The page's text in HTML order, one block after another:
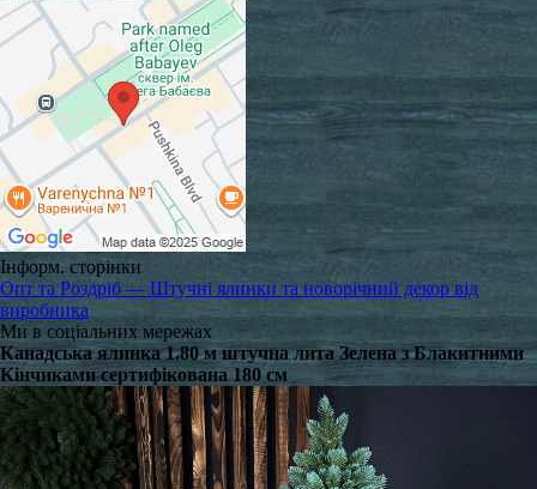
Інформ. сторінки
Опт та Роздріб — Штучні ялинки та новорічний декор від
виробника
Ми в соціальних мережах
Канадська ялинка 1.80 м штучна лита Зелена з Блакитними
Кінчиками сертифікована 180 см